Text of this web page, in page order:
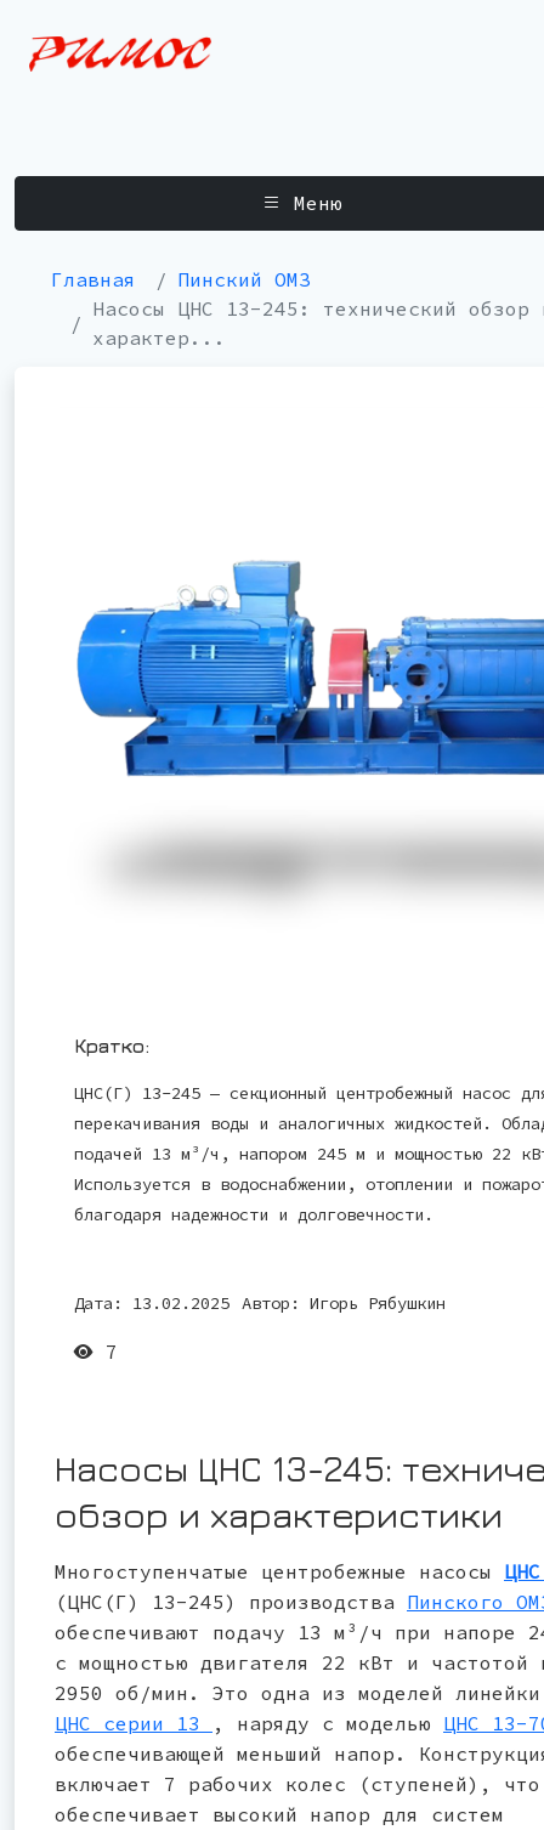
Меню
Главная
Пинский ОМЗ
Насосы ЦНС 13-245: технический обзор
характер...
Кратко:
ЦНС(Г) 13-245 — секционный центробежный насос
перекачивания воды и аналогичных жидкостей.
подачей 13 м³/ч, напором 245 м и мощностью 22
Используется в водоснабжении, отоплении и
благодаря надежности и долговечности.
Дата: 13.02.2025 Автор: Игорь Рябушкин
7
Насосы ЦНС 13-245:
обзор и характеристики
Многоступенчатые центробежные насосы
(ЦНС(Г) 13-245) производства Пинского
обеспечивают подачу 13 м³/ч при напоре
с мощностью двигателя 22 кВт и частотой
2950 об/мин. Это одна из моделей
ЦНС серии 13
, наряду с моделью ЦНС 13-
обеспечивающей меньший напор.
включает 7 рабочих колес (ступеней), что
обеспечивает высокий напор для систем